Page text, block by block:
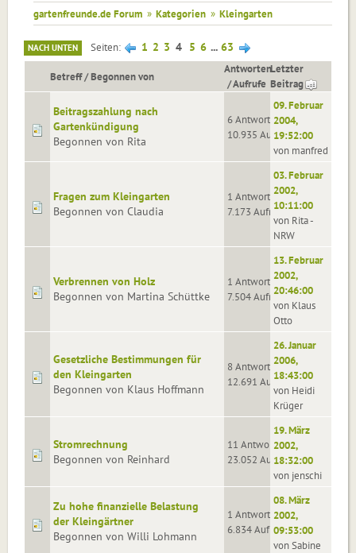
gartenfreunde.de Forum » Kategorien » Kleingarten
NACH UNTEN Seiten 1 2 3 4 5 6 ... 63
Betreff/Begonnen von
Antworten
/Aufrufe
Letzter
Beitrag
Beitragszahlung nach
Gartenkündigung
Begonnen von Rita
6 Antworten
10.935 Aufrufe
09. Februar
2004,
19:52:00
von manfred
Fragen zum Kleingarten
Begonnen von Claudia
1 Antworten
7.173 Aufrufe
03. Februar
2002,
10:11:00
von Rita -
NRW
Verbrennen von Holz
Begonnen von Martina Schüttke
1 Antworten
7.504 Aufrufe
13. Februar
2002,
20:46:00
von Klaus
Otto
Gesetzliche Bestimmungen für
den Kleingarten
Begonnen von Klaus Hoffmann
8 Antworten
12.691 Aufrufe
26. Januar
2006,
18:43:00
von Heidi
Krüger
Stromrechnung
Begonnen von Reinhard
11 Antworten
23.052 Aufrufe
19. März
2002,
18:32:00
von jenschi
Zu hohe finanzielle Belastung
der Kleingärtner
Begonnen von Willi Lohmann
1 Antworten
6.834 Aufrufe
08. März
2002,
09:53:00
von Sabine